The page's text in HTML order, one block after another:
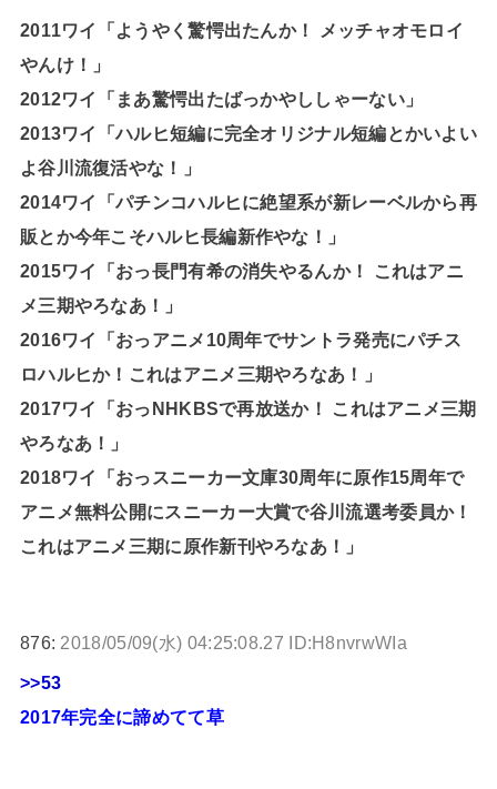
2011ワイ「ようやく驚愕出たんか！ メッチャオモロイ
やんけ！」
2012ワイ「まあ驚愕出たばっかやししゃーない」
2013ワイ「ハルヒ短編に完全オリジナル短編とかいよい
よ谷川流復活やな！」
2014ワイ「パチンコハルヒに絶望系が新レーベルから再
販とか今年こそハルヒ長編新作やな！」
2015ワイ「おっ長門有希の消失やるんか！ これはアニ
メ三期やろなあ！」
2016ワイ「おっアニメ10周年でサントラ発売にパチス
ロハルヒか！これはアニメ三期やろなあ！」
2017ワイ「おっNHKBSで再放送か！ これはアニメ三期
やろなあ！」
2018ワイ「おっスニーカー文庫30周年に原作15周年で
アニメ無料公開にスニーカー大賞で谷川流選考委員か！
これはアニメ三期に原作新刊やろなあ！」
876: 2018/05/09(水) 04:25:08.27 ID:H8nvrwWIa
>>53
2017年完全に諦めてて草